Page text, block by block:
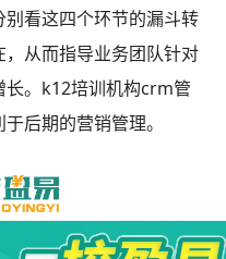
看这四个环节的漏斗转
从而指导业务团队针对
长。k12培训机构crm管
后期的营销管理。